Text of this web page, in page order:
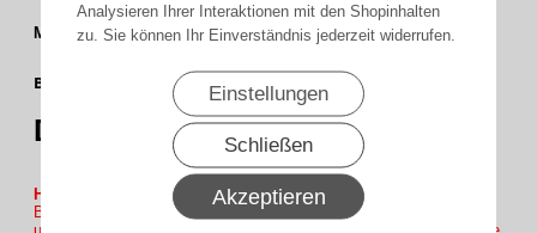
Analysieren Ihrer Interaktionen mit den Shopinhalten
zu. Sie können Ihr Einverständnis jederzeit widerrufen.
Einstellungen
Schließen
Akzeptieren
Matrieal
Bahnbreite
(98,4)
Dessin 71315
Hinweis :
Bitte Beachten Sie bei Bestellung auf Tuch Höhe auf Sicherheits